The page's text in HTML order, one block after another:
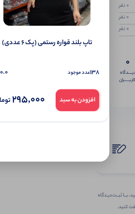
0 نفر
0 نفر
0 نفر
0
کاربـــــران
بــا ثبــت‌دیـدگاه
تاپ بلند قواره رستمی (پک 6 عددی)
138عدد موجود 0.0
افزودن به سبد 295,000